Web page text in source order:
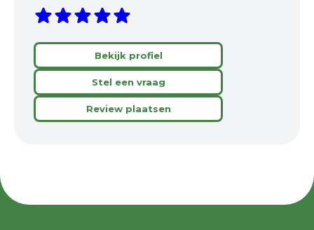
Bekijk profiel
Stel een vraag
Review plaatsen